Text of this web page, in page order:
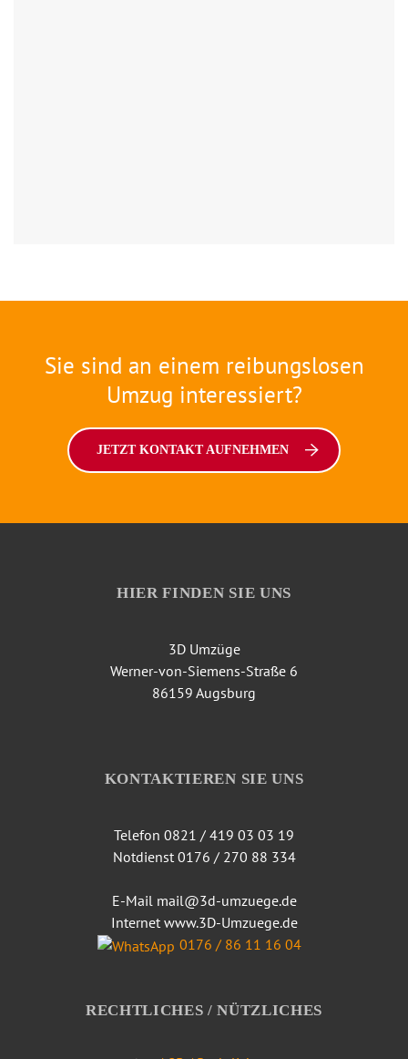
Sie sind an einem reibungslosen
Umzug interessiert?
JETZT KONTAKT AUFNEHMEN
HIER FINDEN SIE UNS
3D Umzüge
Werner-von-Siemens-Straße 6
86159 Augsburg
KONTAKTIEREN SIE UNS
Telefon 0821 / 419 03 03 19
Notdienst 0176 / 270 88 334
E-Mail mail@3d-umzuege.de
Internet www.3D-Umzuege.de
0176 / 86 11 16 04
RECHTLICHES / NÜTZLICHES